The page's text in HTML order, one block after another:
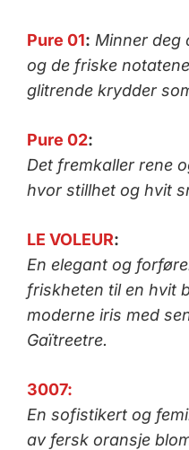
Pure 01: Minner deg
og de friske
glitrende krydder
Pure 02:
Det fremkaller rene
hvor stillhet og hvit
LE VOLEUR:
En elegant og
friskheten til en hvit
moderne iris med
Gaïtreetre.
3007:
En sofistikert og
av fersk oransje